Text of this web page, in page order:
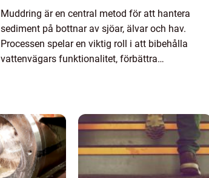
Muddring är en central metod för att hantera
sediment på bottnar av sjöar, älvar och hav.
Processen spelar en viktig roll i att bibehålla
vattenvägars funktionalitet, förbättra